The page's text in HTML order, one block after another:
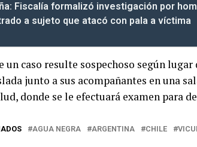
Fiscalía formalizó investigación por
a sujeto que atacó con pala a víctima
un caso resulte sospechoso según
junto a sus acompañantes en una
donde se le efectuará examen para
AGUA NEGRA ARGENTINA CHILE